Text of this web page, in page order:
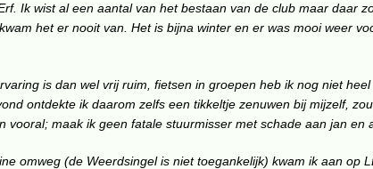
Ik wist al een aantal van het bestaan van de club maar daar
het er nooit van. Het is bijna winter en er was mooi weer
is dan wel vrij ruim, fietsen in groepen heb ik nog niet
ontdekte ik daarom zelfs een tikkeltje zenuwen bij mijzelf,
vooral; maak ik geen fatale stuurmisser met schade aan jan en
omweg (de Weerdsingel is niet toegankelijk) kwam ik aan op